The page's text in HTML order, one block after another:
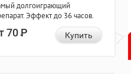
долгоиграющий
Эффект до 36 часов.
70Р Купить